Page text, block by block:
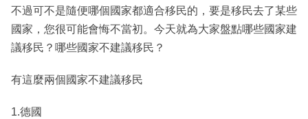
不過可不是隨便哪個國家都適合移民的，要是移民去了某些
國家，您很可能會悔不當初。今天就為大家盤點哪些國家建
議移民？哪些國家不建議移民？
有這麼兩個國家不建議移民
1.德國